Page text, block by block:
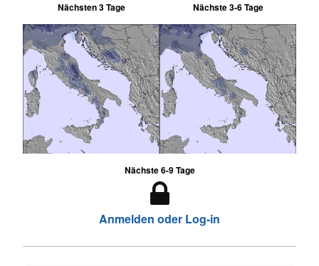
Nächsten 3 Tage Nächste 3-6 Tage
Nächste 6-9 Tage
Anmelden oder Log-in